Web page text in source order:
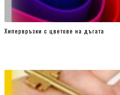
Хипервръзки с цветове на дъгата